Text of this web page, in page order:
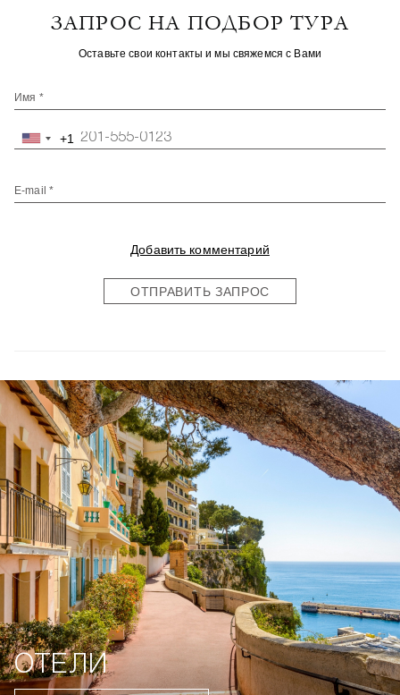
ЗАПРОС НА ПОДБОР ТУРА
Оставьте свои контакты и мы свяжемся с Вами
Имя *
United+1
E-mail *
Добавить комментарий
ОТПРАВИТЬ ЗАПРОС
ОТЕЛИ